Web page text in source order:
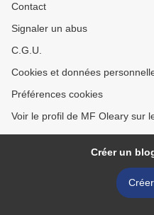
Contact
Signaler un abus
C.G.U.
Cookies et données
Préférences cookies
Voir le profil de MF Oleary sur
Créer un